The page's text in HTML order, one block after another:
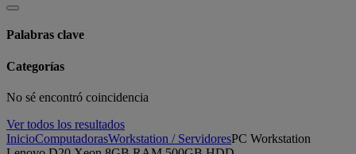
Palabras clave
Categorías
No sé encontró coincidencia
Ver todos los resultados
InicioComputadorasWorkstation / ServidoresPC Workstation